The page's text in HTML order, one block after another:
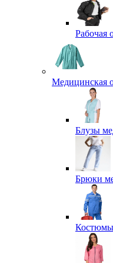
Рабочая
Медицинская
Блузы
Брюки
Костюмы